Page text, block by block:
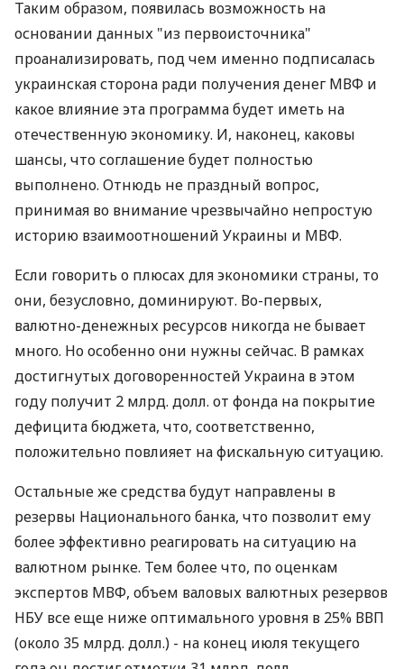
Таким образом, появилась возможность на
основании данных "из первоисточника"
проанализировать, под чем именно подписалась
украинская сторона ради получения денег МВФ и
какое влияние эта программа будет иметь на
отечественную экономику. И, наконец, каковы
шансы, что соглашение будет полностью
выполнено. Отнюдь не праздный вопрос,
принимая во внимание чрезвычайно непростую
историю взаимоотношений Украины и МВФ.
Если говорить о плюсах для экономики страны, то
они, безусловно, доминируют. Во-первых,
валютно-денежных ресурсов никогда не бывает
много. Но особенно они нужны сейчас. В рамках
достигнутых договоренностей Украина в этом
году получит 2 млрд. долл. от фонда на покрытие
дефицита бюджета, что, соответственно,
положительно повлияет на фискальную ситуацию.
Остальные же средства будут направлены в
резервы Национального банка, что позволит ему
более эффективно реагировать на ситуацию на
валютном рынке. Тем более что, по оценкам
экспертов МВФ, объем валовых валютных резервов
НБУ все еще ниже оптимального уровня в 25% ВВП
(около 35 млрд. долл.) - на конец июля текущего